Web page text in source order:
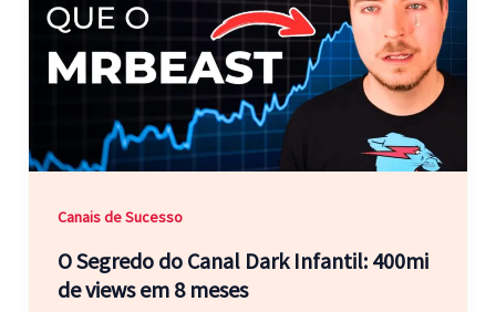
Canais de Sucesso
O Segredo do Canal Dark Infantil: 400mi
de views em 8 meses